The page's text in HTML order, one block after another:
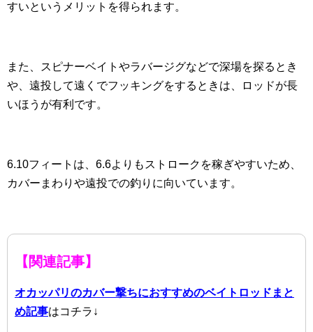
すいというメリットを得られます。
また、スピナーベイトやラバージグなどで深場を探るとき
や、遠投して遠くでフッキングをするときは、ロッドが長
いほうが有利です。
6.10フィートは、6.6よりもストロークを稼ぎやすいため、
カバーまわりや遠投での釣りに向いています。
【関連記事】
オカッパリのカバー撃ちにおすすめのベイトロッドまと
め記事はコチラ↓